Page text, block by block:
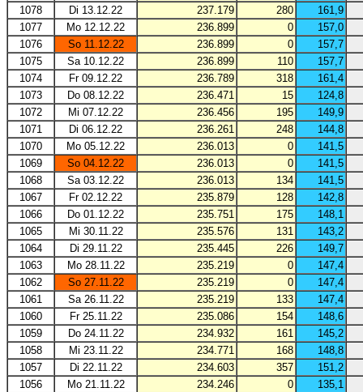
1078
Di 13.12.22 237.179 280
161,9
1077
Mo 12.12.22 236.899 0
157,0
1076
So 11.12.22 236.899 0
157,7
1075
Sa 10.12.22 236.899 110
157,7
1074
Fr 09.12.22 236.789 318
161,4
1073
Do 08.12.22 236.471 15
124,8
1072
Mi 07.12.22 236.456 195
149,9
1071
Di 06.12.22 236.261 248
144,8
1070
Mo 05.12.22 236.013 0
141,5
1069
So 04.12.22 236.013 0
141,5
1068
Sa 03.12.22 236.013 134
141,5
1067
Fr 02.12.22 235.879 128
142,8
1066
Do 01.12.22 235.751 175
148,1
1065
Mi 30.11.22 235.576 131
143,2
1064
Di 29.11.22 235.445 226
149,7
1063
Mo 28.11.22 235.219 0
147,4
1062
So 27.11.22 235.219 0
147,4
1061
Sa 26.11.22 235.219 133
147,4
1060
Fr 25.11.22 235.086 154
148,6
1059
Do 24.11.22 234.932 161
145,2
1058
Mi 23.11.22 234.771 168
148,8
1057
Di 22.11.22 234.603 357
151,2
1056
Mo 21.11.22 234.246 0
135,1